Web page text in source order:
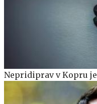
Nepridiprav v Kopru